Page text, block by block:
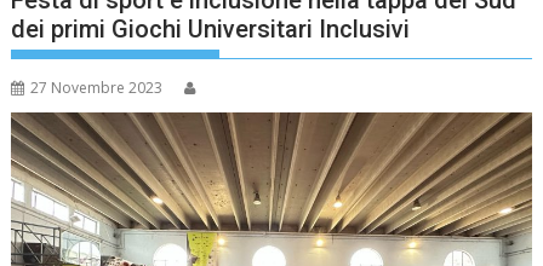
dei primi Giochi Universitari Inclusivi
27 Novembre 2023